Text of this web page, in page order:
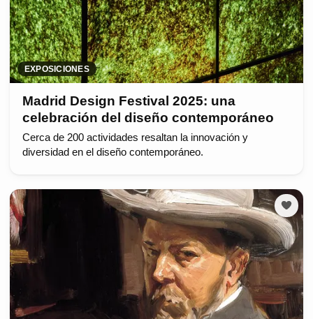
EXPOSICIONES
Madrid Design Festival 2025: una
celebración del diseño contemporáneo
Cerca de 200 actividades resaltan la innovación y
diversidad en el diseño contemporáneo.